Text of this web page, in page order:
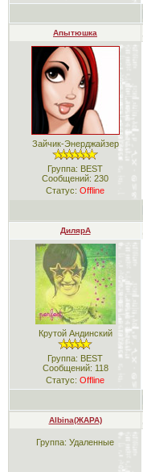
Апытюшка
Зайчик-Энерджайзер
Группа: BEST
Сообщений: 230
Статус: Offline
ДилярА
Крутой Андинский
Группа: BEST
Сообщений: 118
Статус: Offline
Albina(ЖАРА)
Группа: Удаленные